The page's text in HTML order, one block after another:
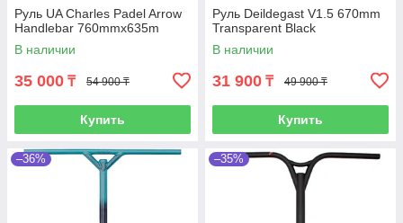
Руль UA Charles Padel Arrow
Handlebar 760mmx635m
В наличии
35 000 ₸ 54 900 ₸
Купить
Руль Deildegast V1.5 670mm
Transparent Black
В наличии
31 900 ₸ 49 900 ₸
Купить
–36% –35%